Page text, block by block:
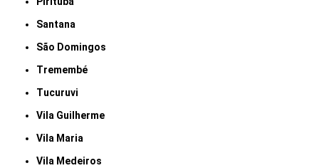
Santana
São Domingos
Tremembé
Tucuruvi
Vila Guilherme
Vila Maria
Vila Medeiros